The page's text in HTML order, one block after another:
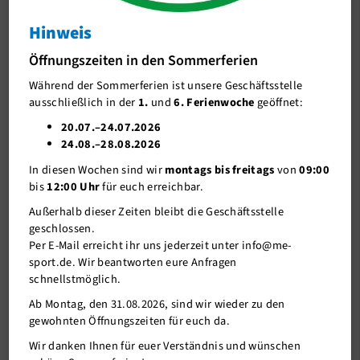
Mettmanner auf 21:13 davon. Im zweiten Viertel
konnte die bereits eingespielte U10 die Intensität
deutlich erhöhen und zog durch einen 16:2 Lauf auf
einen komfortablen Halbzeitstand von 37:15 davon.
Thilo machte alleine 18 seiner 22 Punkte in Hälfte
eins und überzeugte durch eine gute Spielübersicht
und einen gekonnten Spielaufbau. Immer besser ins
Rollen kommt die Kombi „Thilo-Mathis“, die von
gegnerischer Seite in dieser Liga kaum zu halten
sein dürfte. Frederike und Jonah zeigten beide eine
sehr gute kämpferische Leistung und gute Ansätze
im Ballvortrag. Der etwas holprigere Verlauf im
dritten Viertel wurde sicherlich auch durch das
gleichmäßige Durchwechseln hervorgerufen.
Spielte Mettmann mit hoher Intensität, wie zu
Beginn des letzten Viertels, hatten die Düsseldorfer
Tischtennis
Volleyball
Kids
Gesundheit und Fitness
Wassersport
Denksport
Tanzsport
Sport A-Z
Hinweis
Öffnungszeiten in den Sommerferien
Während der Sommerferien ist unsere Geschäftsstelle
ausschließlich in der 1. und6. Ferienwochegeöffnet:
20.07.–24.07.2026
24.08.–28.08.2026
In diesen Wochen sind wirmontags bis freitagsvon09:00
bis12:00 Uhrfür euch erreichbar.
Außerhalb dieser Zeiten bleibt die Geschäftsstelle
geschlossen.
Per E-Mail erreicht ihr uns jederzeit unter info@me-
sport.de. Wir beantworten eure Anfragen
schnellstmöglich.
Ab Montag, den 31.08.2026, sind wir wieder zu den
gewohnten Öffnungszeiten für euch da.
Wir danken Ihnen für euer Verständnis und wünschen